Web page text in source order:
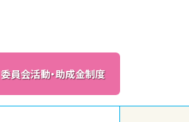
委員会活動・助成金制度